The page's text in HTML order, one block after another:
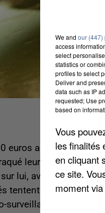
euros a été volée à
leur victime, qui
sur lui, avant de
tentent notamment
surveillance des
We and our (447)
access
select
statistics or
profiles to select
Deliver and
data such as IP
requested; Use
based on
Vous
les finalités
en cliquant
ce site.
moment